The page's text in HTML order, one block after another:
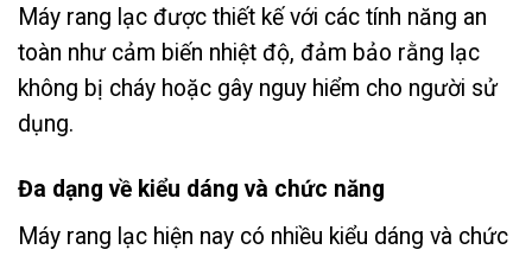
Máy rang lạc được thiết kế với các tính năng an
toàn như cảm biến nhiệt độ, đảm bảo rằng lạc
không bị cháy hoặc gây nguy hiểm cho người sử
dụng.
Đa dạng về kiểu dáng và chức năng
Máy rang lạc hiện nay có nhiều kiểu dáng và chức